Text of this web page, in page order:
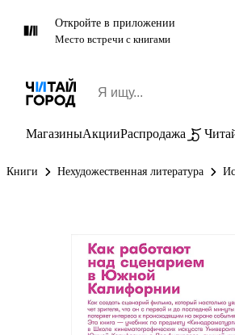
Откройте в приложении
Место встречи с книгами
МагазиныАкцииРаспродажа
Книги Нехудожественная литература